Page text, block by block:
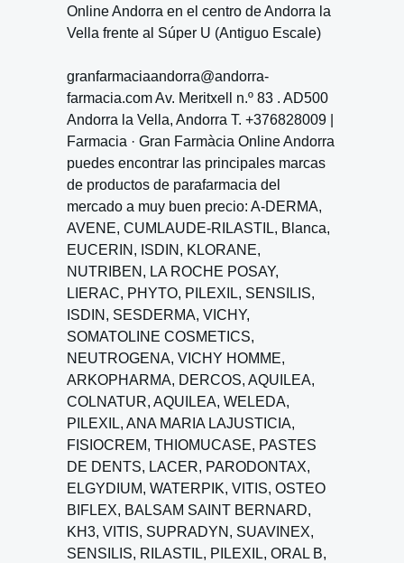
Online Andorra en el centro de Andorra la
Vella frente al Súper U (Antiguo Escale)
granfarmaciaandorra@andorra-
farmacia.com Av. Meritxell n.º 83 . AD500
Andorra la Vella, Andorra T. +376828009 |
Farmacia · Gran Farmàcia Online Andorra
puedes encontrar las principales marcas
de productos de parafarmacia del
mercado a muy buen precio: A-DERMA,
AVENE, CUMLAUDE-RILASTIL, Blanca,
EUCERIN, ISDIN, KLORANE,
NUTRIBEN, LA ROCHE POSAY,
LIERAC, PHYTO, PILEXIL, SENSILIS,
ISDIN, SESDERMA, VICHY,
SOMATOLINE COSMETICS,
NEUTROGENA, VICHY HOMME,
ARKOPHARMA, DERCOS, AQUILEA,
COLNATUR, AQUILEA, WELEDA,
PILEXIL, ANA MARIA LAJUSTICIA,
FISIOCREM, THIOMUCASE, PASTES
DE DENTS, LACER, PARODONTAX,
ELGYDIUM, WATERPIK, VITIS, OSTEO
BIFLEX, BALSAM SAINT BERNARD,
KH3, VITIS, SUPRADYN, SUAVINEX,
SENSILIS, RILASTIL, PILEXIL, ORAL B,